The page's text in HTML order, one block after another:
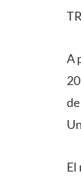
A
El